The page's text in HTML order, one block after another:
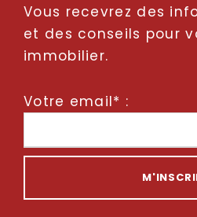
Vous recevrez des
et des conseils pour
immobilier.
Votre email* :